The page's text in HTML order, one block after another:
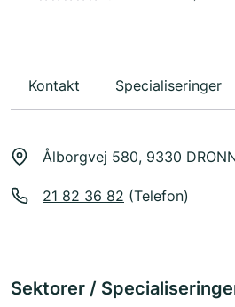
Kontakt Specialiseringer
Ålborgvej 580, 9330
21 82 36 82 (Telefon)
Sektorer /